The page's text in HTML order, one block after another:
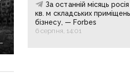
За останній місяць
кв. м складських
бізнесу, — Forbes
6 серпня, 14:01